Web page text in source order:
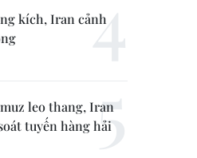
kích, Iran cảnh
leo thang, Iran
tuyến hàng hải